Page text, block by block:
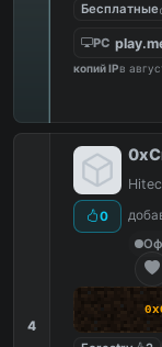
Бесплатные
PC
копий IPв
4
0